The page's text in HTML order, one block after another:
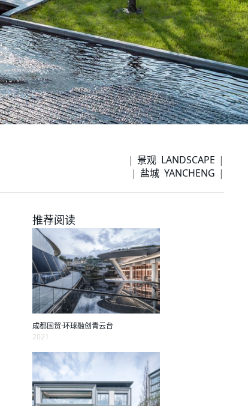
景观 LANDSCAPE
盐城 YANCHENG
推荐阅读
成都国贸·环球融创青云台
2021